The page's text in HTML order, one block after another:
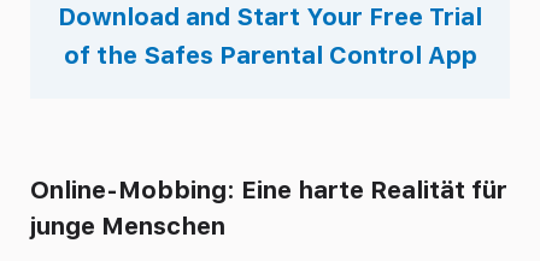
Download and Start Your Free Trial
of the Safes Parental Control App
Online-Mobbing: Eine harte Realität für
junge Menschen